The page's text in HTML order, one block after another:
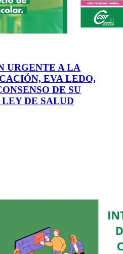
URGENTE A LA
EVA LEDO,
DE SU
DE SALUD